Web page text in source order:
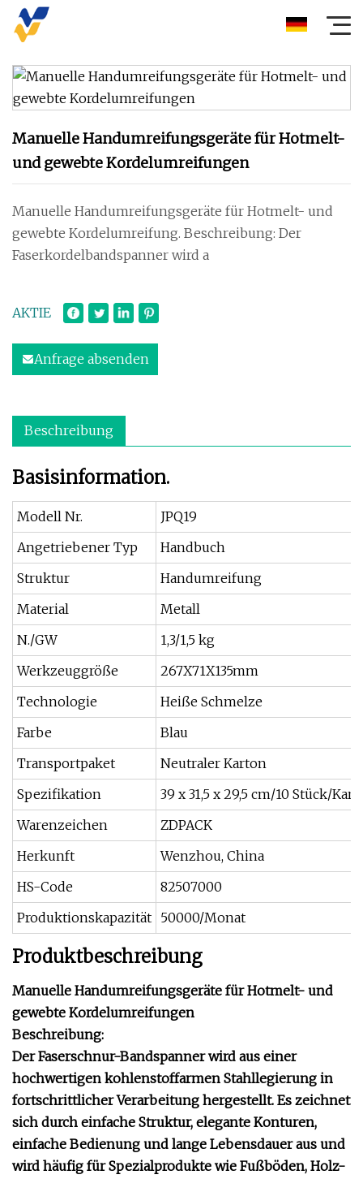
Manuelle Handumreifungsgeräte für Hotmelt-
und gewebte Kordelumreifungen
Manuelle Handumreifungsgeräte für Hotmelt- und
gewebte Kordelumreifung. Beschreibung: Der
Faserkordelbandspanner wird a
AKTIE
Anfrage absenden
Beschreibung
Basisinformation.
Modell Nr.
JPQ19
Angetriebener Typ
Handbuch
Struktur
Handumreifung
Material
Metall
N./GW
1,3/1,5 kg
Werkzeuggröße
267X71X135mm
Technologie
Heiße Schmelze
Farbe
Blau
Transportpaket
Neutraler Karton
Spezifikation
39 x 31,5 x 29,5 cm/10 Stück/
Warenzeichen
ZDPACK
Herkunft
Wenzhou, China
HS-Code
82507000
Produktionskapazität 50000/Monat
Produktbeschreibung
Manuelle Handumreifungsgeräte für Hotmelt- und
gewebte Kordelumreifungen
Beschreibung:
Der Faserschnur-Bandspanner wird aus einer
hochwertigen kohlenstoffarmen Stahllegierung in
fortschrittlicher Verarbeitung hergestellt. Es zeichnet
sich durch einfache Struktur, elegante Konturen,
einfache Bedienung und lange Lebensdauer aus und
wird häufig für Spezialprodukte wie Fußböden, Holz-